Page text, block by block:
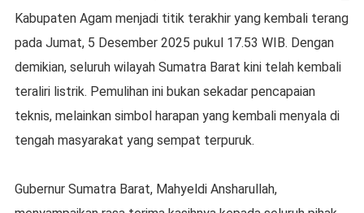
Kabupaten Agam menjadi titik terakhir yang kembali terang
pada Jumat, 5 Desember 2025 pukul 17.53 WIB. Dengan
demikian, seluruh wilayah Sumatra Barat kini telah kembali
teraliri listrik. Pemulihan ini bukan sekadar pencapaian
teknis, melainkan simbol harapan yang kembali menyala di
tengah masyarakat yang sempat terpuruk.
Gubernur Sumatra Barat, Mahyeldi Ansharullah,